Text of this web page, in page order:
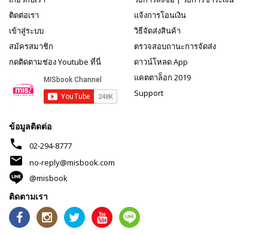
ติดต่อเรา
เข้าสู่ระบบ
สมัครสมาชิก
กดติดตามช่อง Youtube ที่นี่
แจ้งการโอนเงิน
วิธีจัดส่งสินค้า
ตรวจสอบถานะการจัดส่ง
ดาวน์โหลด App
แคตตาล็อก 2019
Support
ข้อมูลติดต่อ
phone 02-294-8777
mail
no-reply@misbook.com
@misbook
ติดตามเรา